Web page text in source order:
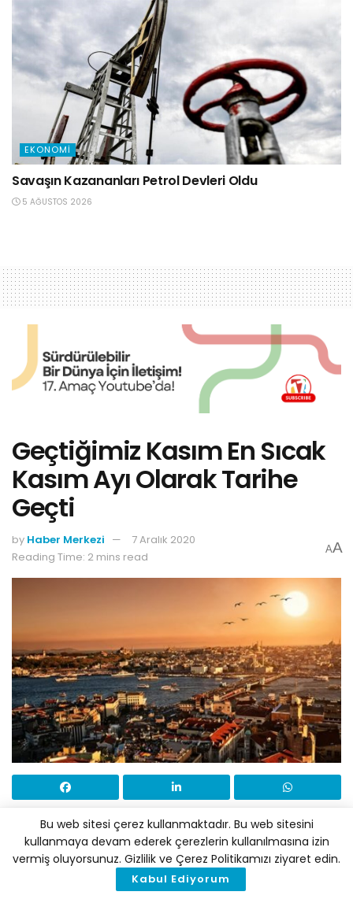
EKONOMI
Savaşın Kazananları Petrol Devleri Oldu
5 AĞUSTOS 2026
Geçtiğimiz Kasım En Sıcak
Kasım Ayı Olarak Tarihe
Geçti
by Haber Merkezi
7 Aralık 2020
Reading Time: 2 mins read
AA
Kasım 2020, en sıcak Kasım ayı olarak tarihe geçti.
2020 ise kayıtlara geçen en sıcak yıllardan biri
olabilir.
Bu web sitesi çerez kullanmaktadır. Bu web sitesini
kullanmaya devam ederek çerezlerin kullanılmasına izin
vermiş oluyorsunuz. Gizlilik ve Çerez Politikamızı ziyaret edin.
Kabul Ediyorum